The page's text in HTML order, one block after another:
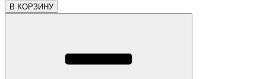
В КОРЗИНУ